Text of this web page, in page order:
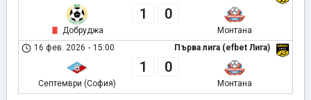
Добруджа
1 0
Монтана
Първа лига (efbet Лига)
16 фев. 2026 - 15:00
Септември (София)
1 0
Монтана